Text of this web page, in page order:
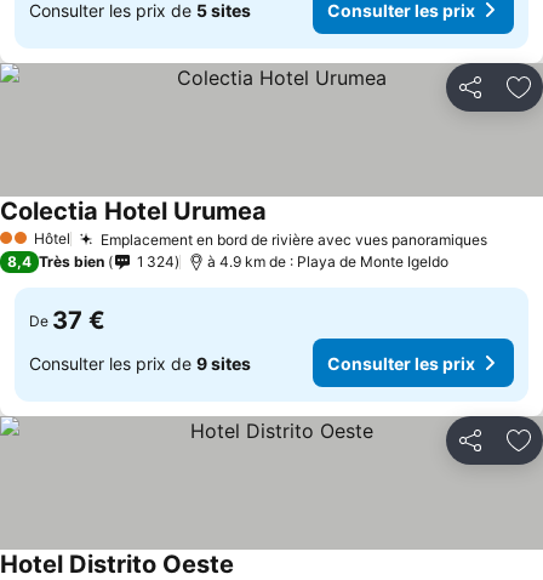
Consulter les prix de 5 sites Consulter les prix
Partager
2 Étoiles
Hôtel Emplacement en bord de rivière avec vues panoramiques
Colectia Hotel Urumea
8,4 Très bien 1 324 à 4.9 km de : Playa de Monte Igeldo
De 37 €
Consulter les prix de 9 sites Consulter les prix
Partager
Hotel Distrito Oeste